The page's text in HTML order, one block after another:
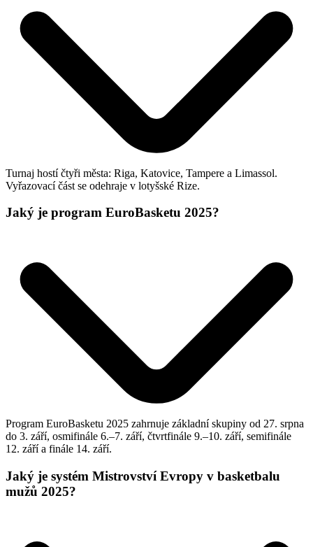
Turnaj hostí čtyři města: Riga, Katovice, Tampere a Limassol.
Vyřazovací část se odehraje v lotyšské Rize.
Jaký je program EuroBasketu 2025?
Program EuroBasketu 2025 zahrnuje základní skupiny od 27. srpna
do 3. září, osmifinále 6.–7. září, čtvrtfinále 9.–10. září, semifinále
12. září a finále 14. září.
Jaký je systém Mistrovství Evropy v basketbalu
mužů 2025?